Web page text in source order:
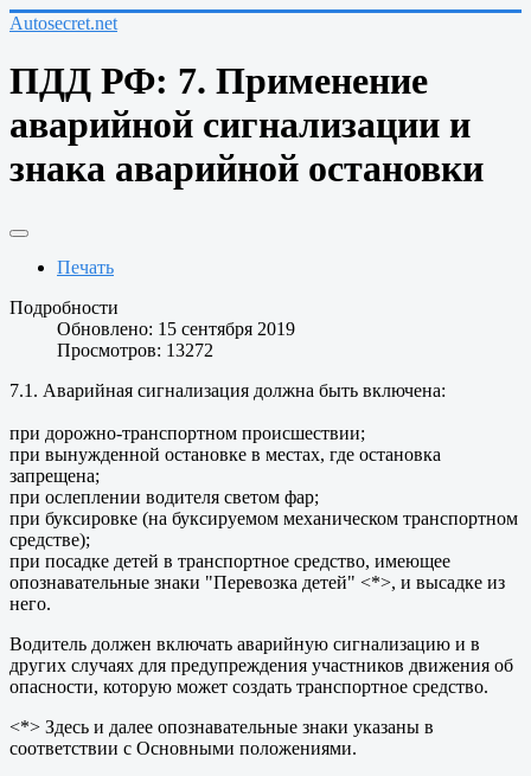
Autosecret.net
ПДД РФ: 7. Применение
аварийной сигнализации и
знака аварийной остановки
Печать
Подробности
Обновлено: 15 сентября 2019
Просмотров: 13272
7.1. Аварийная сигнализация должна быть включена:
при дорожно-транспортном происшествии;
при вынужденной остановке в местах, где остановка
запрещена;
при ослеплении водителя светом фар;
при буксировке (на буксируемом механическом транспортном
средстве);
при посадке детей в транспортное средство, имеющее
опознавательные знаки "Перевозка детей" <*>, и высадке из
него.
Водитель должен включать аварийную сигнализацию и в
других случаях для предупреждения участников движения об
опасности, которую может создать транспортное средство.
<*> Здесь и далее опознавательные знаки указаны в
соответствии с Основными положениями.